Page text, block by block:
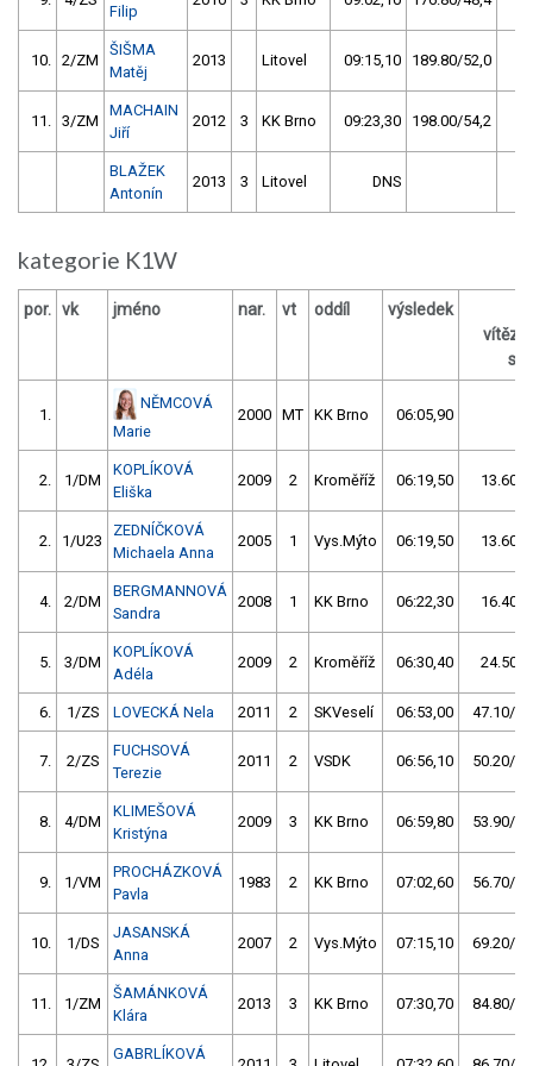
Filip
10. 2/ZM
ŠIŠMA
Matěj
2013 Litovel 09:15,10 189.80/52,0
11. 3/ZM
MACHAIN
Jiří
2012 3 KK Brno 09:23,30 198.00/54,2
BLAŽEK
Antonín
2013 3 Litovel DNS
kategorie K1W
por. vk jméno nar. vt oddíl výsledek
s /
1.
NĚMCOVÁ
Marie
2000 MT KK Brno 06:05,90
2. 1/DM
KOPLÍKOVÁ
Eliška
2009 2 Kroměříž 06:19,50 13.60/
2. 1/U23
ZEDNÍČKOVÁ
Michaela Anna
2005 1 Vys.Mýto 06:19,50 13.60/
4. 2/DM
BERGMANNOVÁ
Sandra
2008 1 KK Brno 06:22,30 16.40/
5. 3/DM
KOPLÍKOVÁ
Adéla
2009 2 Kroměříž 06:30,40 24.50/
6. 1/ZS LOVECKÁ Nela 2011 2 SKVeselí 06:53,00 47.10/
7. 2/ZS
FUCHSOVÁ
Terezie
2011 2 VSDK 06:56,10 50.20/
8. 4/DM
KLIMEŠOVÁ
Kristýna
2009 3 KK Brno 06:59,80 53.90/
9. 1/VM
PROCHÁZKOVÁ
Pavla
1983 2 KK Brno 07:02,60 56.70/
10. 1/DS
JASANSKÁ
Anna
2007 2 Vys.Mýto 07:15,10 69.20/
11. 1/ZM
ŠAMÁNKOVÁ
Klára
2013 3 KK Brno 07:30,70 84.80/
GABRLÍKOVÁ